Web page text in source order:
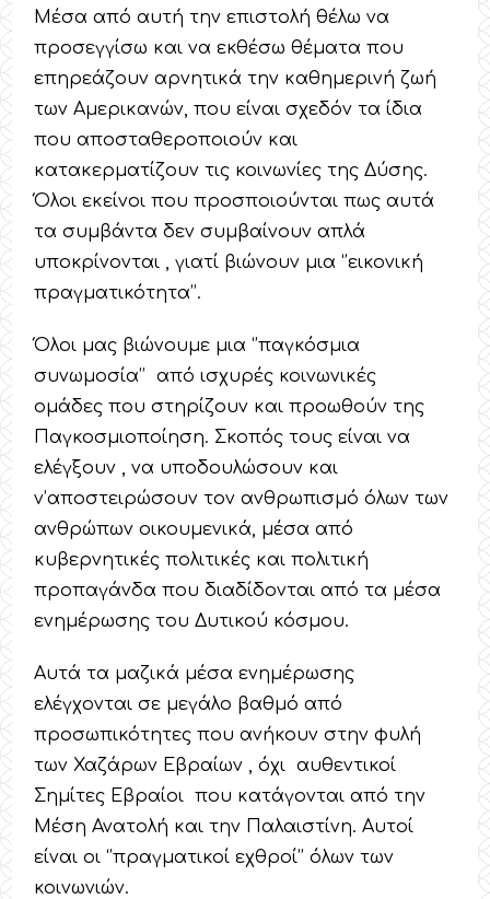
Μέσα από αυτή την επιστολή θέλω να
προσεγγίσω και να εκθέσω θέματα που
επηρεάζουν αρνητικά την καθημερινή ζωή
των Αμερικανών, που είναι σχεδόν τα ίδια
που αποσταθεροποιούν και
κατακερματίζουν τις κοινωνίες της Δύσης.
Όλοι εκείνοι που προσποιούνται πως αυτά
τα συμβάντα δεν συμβαίνουν απλά
υποκρίνονται , γιατί βιώνουν μια ‘’εικονική
πραγματικότητα’’.
Όλοι μας βιώνουμε μια ‘’παγκόσμια
συνωμοσία’’ από ισχυρές κοινωνικές
ομάδες που στηρίζουν και προωθούν της
Παγκοσμιοποίηση. Σκοπός τους είναι να
ελέγξουν , να υποδουλώσουν και
ν’αποστειρώσουν τον ανθρωπισμό όλων των
ανθρώπων οικουμενικά, μέσα από
κυβερνητικές πολιτικές και πολιτική
προπαγάνδα που διαδίδονται από τα μέσα
ενημέρωσης του Δυτικού κόσμου.
Αυτά τα μαζικά μέσα ενημέρωσης
ελέγχονται σε μεγάλο βαθμό από
προσωπικότητες που ανήκουν στην φυλή
των Χαζάρων Εβραίων , όχι αυθεντικοί
Σημίτες Εβραίοι που κατάγονται από την
Μέση Ανατολή και την Παλαιστίνη. Αυτοί
είναι οι ‘’πραγματικοί εχθροί’’ όλων των
κοινωνιών.